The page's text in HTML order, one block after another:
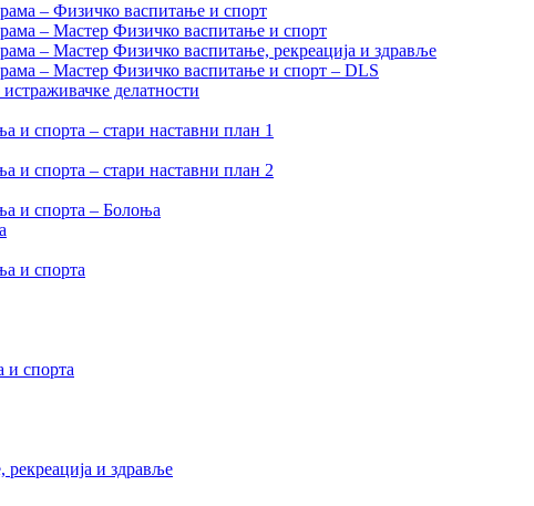
– Физичко васпитање и спорт
– Мастер Физичко васпитање и спорт
– Мастер Физичко васпитање, рекреација и здравље
– Мастер Физичко васпитање и спорт – DLS
делатности
и спорта – стари наставни план 1
и спорта – стари наставни план 2
и спорта – Болоња
и спорта
и спорта
рекреација и здравље